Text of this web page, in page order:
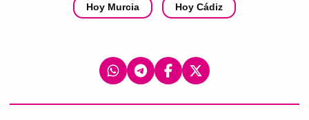
Hoy Murcia Hoy Cádiz